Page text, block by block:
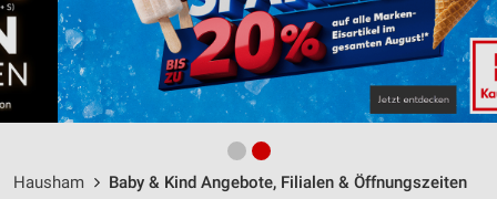
Hausham Baby & Kind Angebote, Filialen & Öffnungszeiten